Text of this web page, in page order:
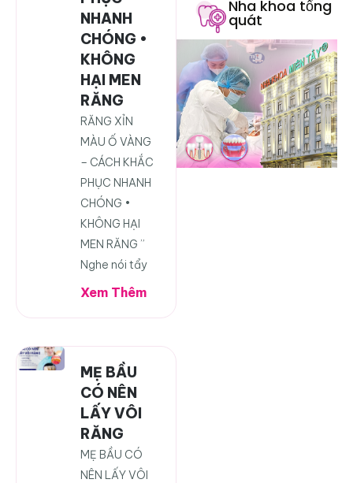
NHANH
CHÓNG •
KHÔNG
HẠI MEN
RĂNG
RĂNG XỈN
MÀU Ố VÀNG
– CÁCH KHẮC
PHỤC NHANH
CHÓNG •
KHÔNG HẠI
MEN RĂNG ”
Nghe nói tẩy
Xem Thêm
MẸ BẦU
CÓ NÊN
LẤY VÔI
RĂNG
MẸ BẦU CÓ
NÊN LẤY VÔI
Nha khoa tổng
quát